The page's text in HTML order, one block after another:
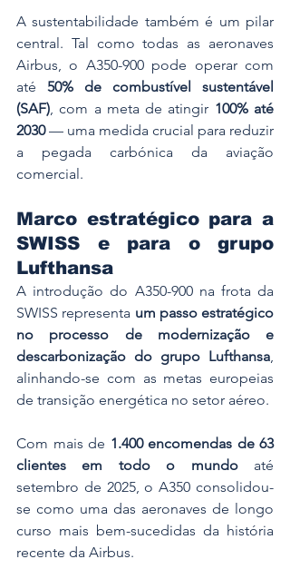
A sustentabilidade também é um pilar
central. Tal como todas as aeronaves
Airbus, o A350-900 pode operar com
até 50% de combustível sustentável
(SAF), com a meta de atingir 100% até
2030 — uma medida crucial para reduzir
a pegada carbónica da aviação
comercial.
Marco estratégico para a
SWISS e para o grupo
Lufthansa
A introdução do A350-900 na frota da
SWISS representa um passo estratégico
no processo de modernização e
descarbonização do grupo Lufthansa,
alinhando-se com as metas europeias
de transição energética no setor aéreo.
Com mais de 1.400 encomendas de 63
clientes em todo o mundo até
setembro de 2025, o A350 consolidou-
se como uma das aeronaves de longo
curso mais bem-sucedidas da história
recente da Airbus.